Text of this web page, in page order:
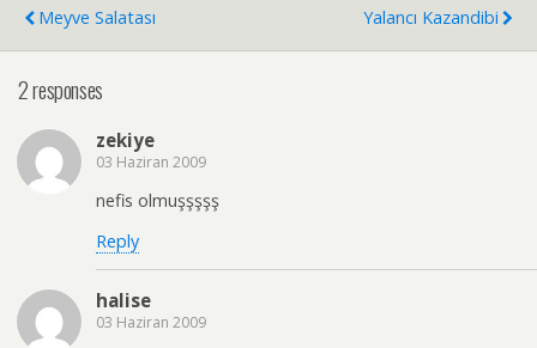
Meyve Salatası
Yalancı Kazandibi
2 responses
zekiye
03 Haziran 2009
nefis olmuşşşşş
Reply
halise
03 Haziran 2009